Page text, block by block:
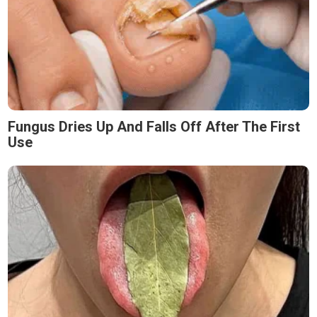
Fungus Dries Up And Falls Off After The First
Use